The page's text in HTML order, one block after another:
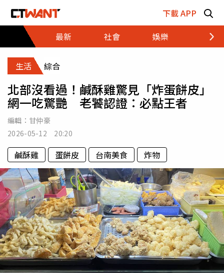
下載 APP
最新
社會 娛樂 財經
生活 綜合
北部沒看過！鹹酥雞驚見「炸蛋餅皮」
網一吃驚艷 老饕認證：必點王者
編輯： 甘仲豪
2026-05-12 20:20
鹹酥雞 蛋餅皮 台南美食 炸物